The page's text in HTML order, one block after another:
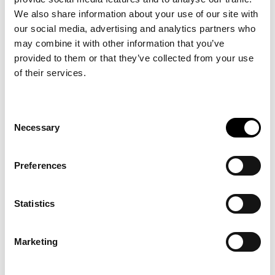
We also share information about your use of our site with
our social media, advertising and analytics partners who
may combine it with other information that you’ve
provided to them or that they’ve collected from your use
of their services.
Selection
Necessary
Preferences
Statistics
Marketing
MIHIN LAADULLINEN
hyvin, kun halutaan ymmärtää esimerkiksi
kommunikaatiossa tai miten haastateltavat
asiat ovat olennaisia ja mitkä eivät ole?
Esimerkiksi diskurssianalyysi ja temaattinen